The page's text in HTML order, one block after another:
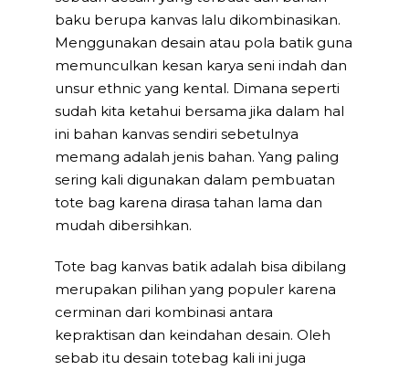
baku berupa kanvas lalu dikombinasikan.
Menggunakan desain atau pola batik guna
memunculkan kesan karya seni indah dan
unsur ethnic yang kental. Dimana seperti
sudah kita ketahui bersama jika dalam hal
ini bahan kanvas sendiri sebetulnya
memang adalah jenis bahan. Yang paling
sering kali digunakan dalam pembuatan
tote bag karena dirasa tahan lama dan
mudah dibersihkan.
Tote bag kanvas batik adalah bisa dibilang
merupakan pilihan yang populer karena
cerminan dari kombinasi antara
kepraktisan dan keindahan desain. Oleh
sebab itu desain totebag kali ini juga